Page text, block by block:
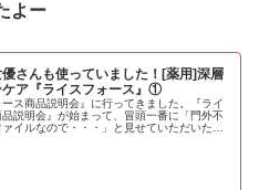
よー
さんも使っていました！[薬用]深層
ケア『ライスフォース』①
ース商品説明会』に行ってきました。『ライ
説明会』が始まって、冒頭一番に「門外不
イルなので・・・」と見せていただいたの